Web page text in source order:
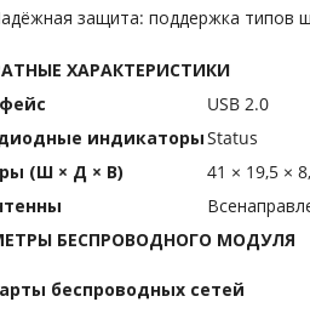
защита: поддержка типов
ХАРАКТЕРИСТИКИ
USB 2.0
индикаторыStatus
(Ш × Д × В)
41 × 19,5 ×
БЕСПРОВОДНОГО МОДУЛЯ
беспроводных сетей